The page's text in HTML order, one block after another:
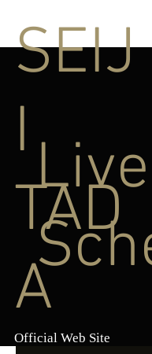
Live
SEIJ
I
TAD
A
Official Web Site